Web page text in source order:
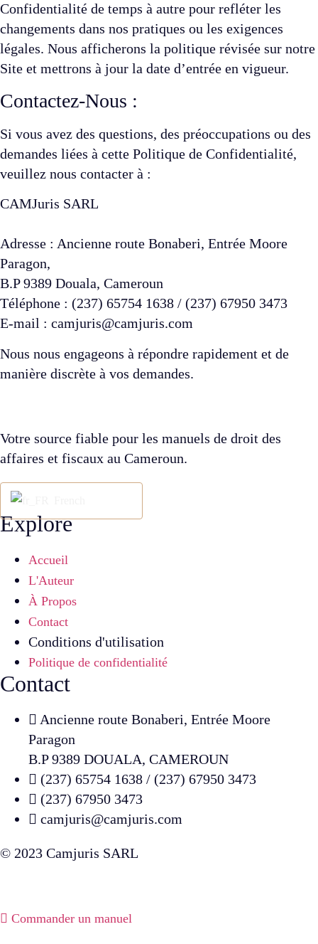
Confidentialité de temps à autre pour refléter les
changements dans nos pratiques ou les exigences
légales. Nous afficherons la politique révisée sur notre
Site et mettrons à jour la date d’entrée en vigueur.
Contactez-Nous :
Si vous avez des questions, des préoccupations ou des
demandes liées à cette Politique de Confidentialité,
veuillez nous contacter à :
CAMJuris SARL
Adresse : Ancienne route Bonaberi, Entrée Moore
Paragon,
B.P 9389 Douala, Cameroun
Téléphone : (237) 65754 1638 / (237) 67950 3473
E-mail : camjuris@camjuris.com
Nous nous engageons à répondre rapidement et de
manière discrète à vos demandes.
Votre source fiable pour les manuels de droit des
affaires et fiscaux au Cameroun.
Explore
Accueil
L'Auteur
À Propos
Contact
Conditions d'utilisation
Politique de confidentialité
Contact
Ancienne route Bonaberi, Entrée Moore
Paragon
B.P 9389 DOUALA, CAMEROUN
(237) 65754 1638 / (237) 67950 3473
(237) 67950 3473
camjuris@camjuris.com
© 2023 Camjuris SARL
Commander un manuel